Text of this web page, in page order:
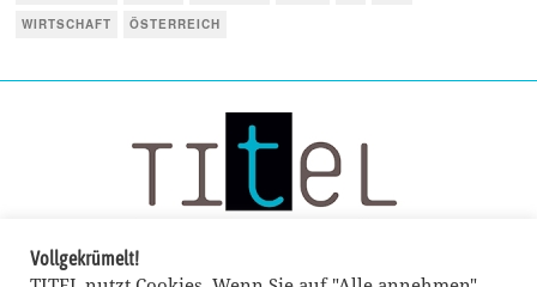
WIRTSCHAFT
ÖSTERREICH
Vollgekrümelt!